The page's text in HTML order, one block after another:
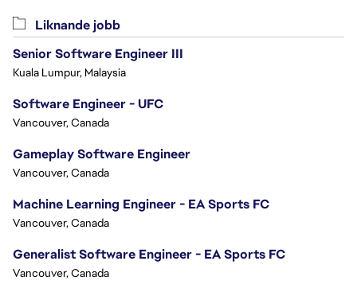
Liknande jobb
Senior Software Engineer III
Kuala Lumpur, Malaysia
Software Engineer - UFC
Vancouver, Canada
Gameplay Software Engineer
Vancouver, Canada
Machine Learning Engineer - EA Sports FC
Vancouver, Canada
Generalist Software Engineer - EA Sports FC
Vancouver, Canada